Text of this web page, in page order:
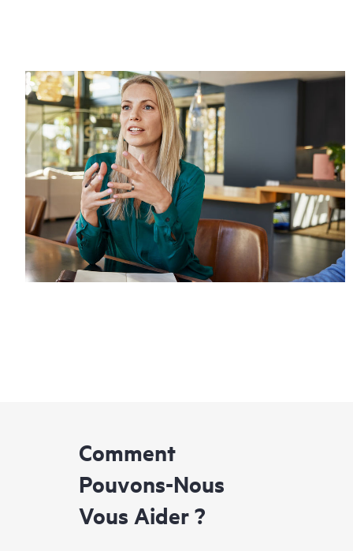
Comment
Pouvons-Nous
Vous Aider ?